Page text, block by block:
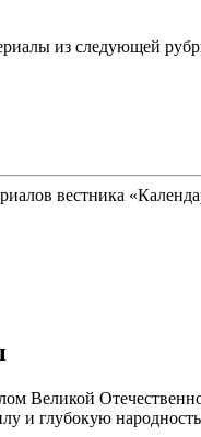
из следующей
вестника
Великой
и глубокую